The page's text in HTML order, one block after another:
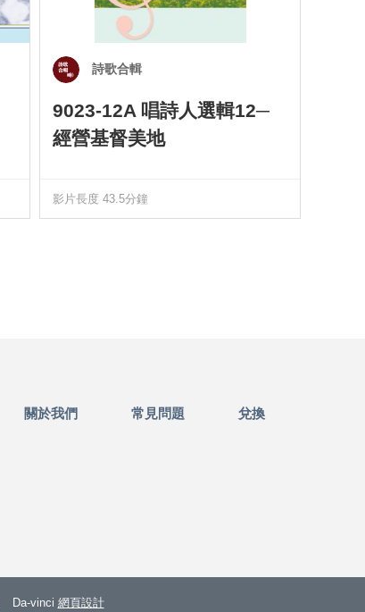
詩歌合輯
9023-12A 唱詩人選輯12─
經營基督美地
影片長度 43.5分鐘
關於我們 常見問題 兌換
Da-vinci 網頁設計